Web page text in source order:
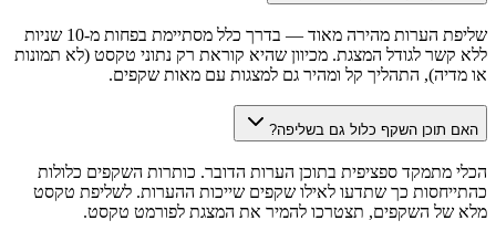
שליפת הערות מהירה מאוד — בדרך כלל מסתיימת בפחות מ-10 שניות
ללא קשר לגודל המצגת. מכיוון שהיא קוראת רק נתוני טקסט (לא תמונות
או מדיה), התהליך קל ומהיר גם למצגות עם מאות שקפים.
האם תוכן השקף כלול גם בשליפה?
הכלי מתמקד ספציפית בתוכן הערות הדובר. כותרות השקפים כלולות
כהתייחסות כך שתדעו לאילו שקפים שייכות ההערות. לשליפת טקסט
מלא של השקפים, תצטרכו להמיר את המצגת לפורמט טקסט.